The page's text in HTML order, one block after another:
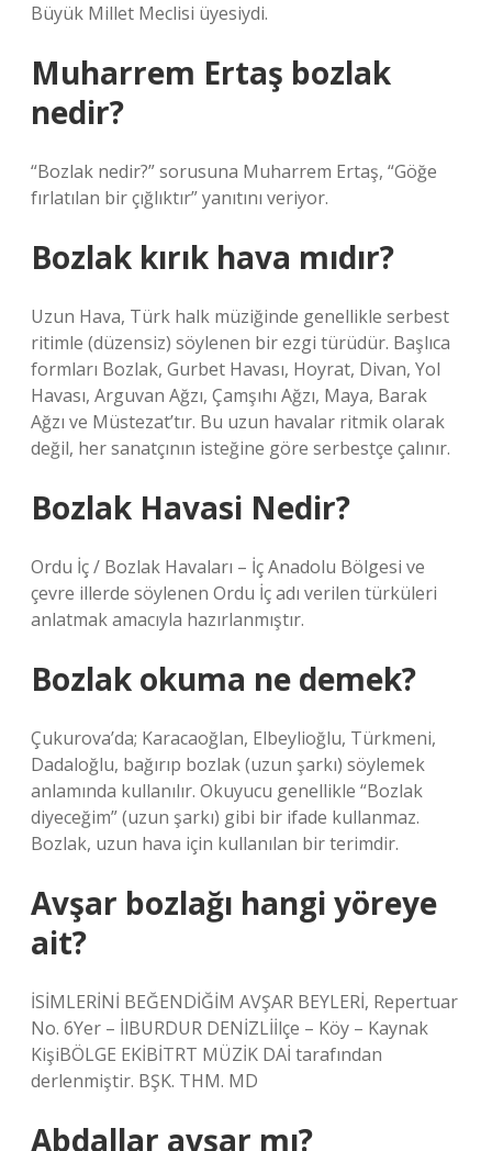
Büyük Millet Meclisi üyesiydi.
Muharrem Ertaş bozlak
nedir?
“Bozlak nedir?” sorusuna Muharrem Ertaş, “Göğe
fırlatılan bir çığlıktır” yanıtını veriyor.
Bozlak kırık hava mıdır?
Uzun Hava, Türk halk müziğinde genellikle serbest
ritimle (düzensiz) söylenen bir ezgi türüdür. Başlıca
formları Bozlak, Gurbet Havası, Hoyrat, Divan, Yol
Havası, Arguvan Ağzı, Çamşıhı Ağzı, Maya, Barak
Ağzı ve Müstezat’tır. Bu uzun havalar ritmik olarak
değil, her sanatçının isteğine göre serbestçe çalınır.
Bozlak Havasi Nedir?
Ordu İç / Bozlak Havaları – İç Anadolu Bölgesi ve
çevre illerde söylenen Ordu İç adı verilen türküleri
anlatmak amacıyla hazırlanmıştır.
Bozlak okuma ne demek?
Çukurova’da; Karacaoğlan, Elbeylioğlu, Türkmeni,
Dadaloğlu, bağırıp bozlak (uzun şarkı) söylemek
anlamında kullanılır. Okuyucu genellikle “Bozlak
diyeceğim” (uzun şarkı) gibi bir ifade kullanmaz.
Bozlak, uzun hava için kullanılan bir terimdir.
Avşar bozlağı hangi yöreye
ait?
İSİMLERİNİ BEĞENDİĞİM AVŞAR BEYLERİ, Repertuar
No. 6Yer – İlBURDUR DENİZLİİlçe – Köy – Kaynak
KişiBÖLGE EKİBİTRT MÜZİK DAİ tarafından
derlenmiştir. BŞK. THM. MD
Abdallar avşar mı?